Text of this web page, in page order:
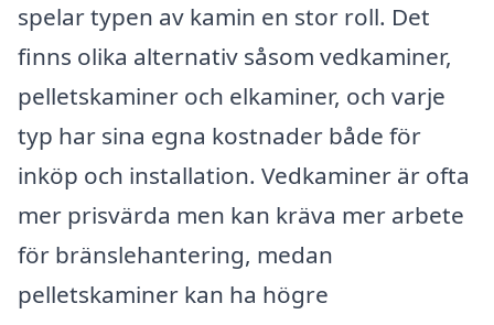
spelar typen av kamin en stor roll. Det
finns olika alternativ såsom vedkaminer,
pelletskaminer och elkaminer, och varje
typ har sina egna kostnader både för
inköp och installation. Vedkaminer är ofta
mer prisvärda men kan kräva mer arbete
för bränslehantering, medan
pelletskaminer kan ha högre